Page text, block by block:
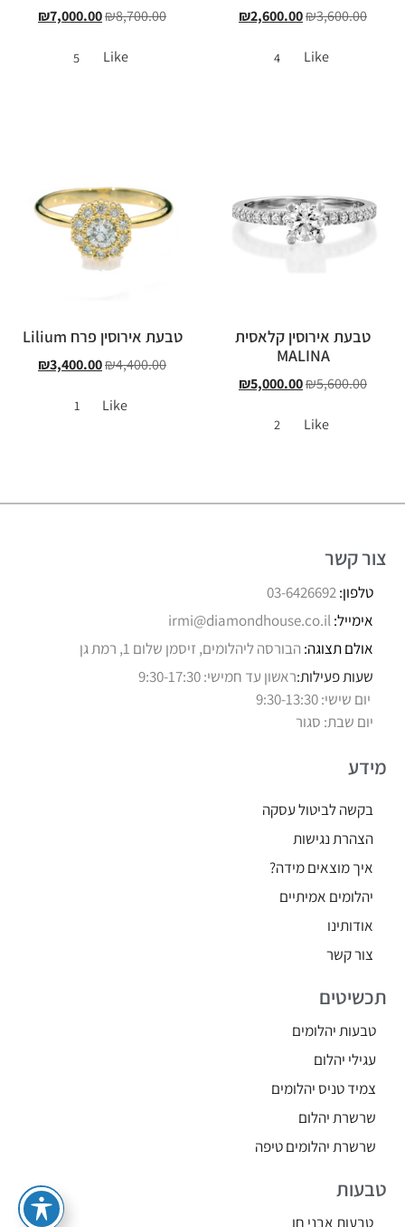
₪3,600.00
₪2,600.00
Like
4
₪8,700.00
₪7,000.00
Like
5
טבעת אירוסין קלאסית
MALINA
₪5,600.00
₪5,000.00
Like
2
טבעת אירוסין פרח Lilium
₪4,400.00
₪3,400.00
Like
1
צור קשר
טלפון:03-6426692
אימייל:irmi@diamondhouse.co.il
אולם תצוגה: הבורסה ליהלומים, זיסמן שלום 1, רמת גן
שעות פעילות:ראשון עד חמישי: 9:30-17:30
יום שישי: 9:30-13:30
יום שבת: סגור
מידע
בקשה לביטול עסקה
הצהרת נגישות
איך מוצאים מידה?
יהלומים אמיתיים
אודותינו
צור קשר
תכשיטים
טבעות יהלומים
עגילי יהלום
צמיד טניס יהלומים
שרשרת יהלום
שרשרת יהלומים טיפה
טבעות
טבעות אבני חן